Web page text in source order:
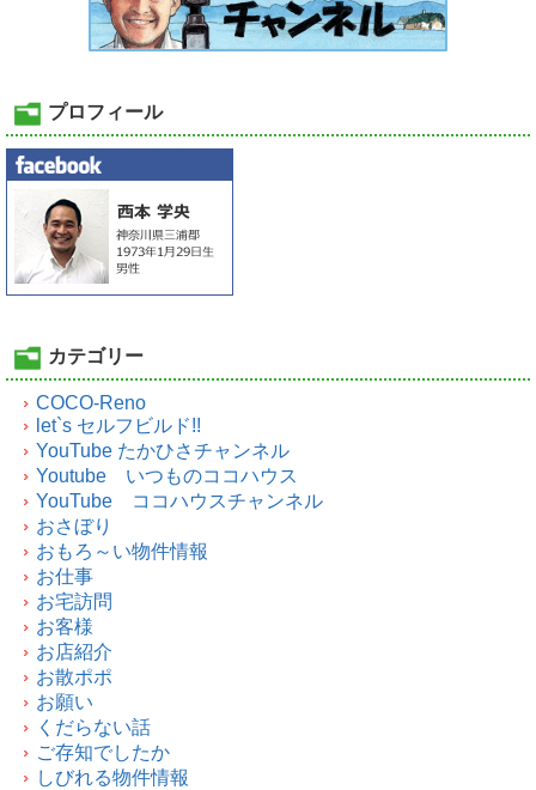
プロフィール
カテゴリー
COCO-Reno
let`s セルフビルド!!
YouTube たかひさチャンネル
Youtube いつものココハウス
YouTube ココハウスチャンネル
おさぼり
おもろ～い物件情報
お仕事
お宅訪問
お客様
お店紹介
お散ポポ
お願い
くだらない話
ご存知でしたか
しびれる物件情報